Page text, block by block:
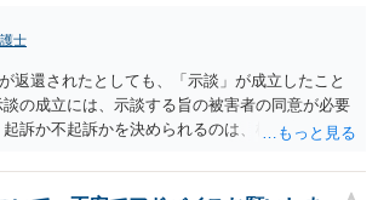
士
返還されたとしても、「示談」が成立したこと
の成立には、示談する旨の被害者の同意が必要
訴か不起訴かを決められるのは、検察官のみで
的な見立てに過ぎません。 ③について、一般